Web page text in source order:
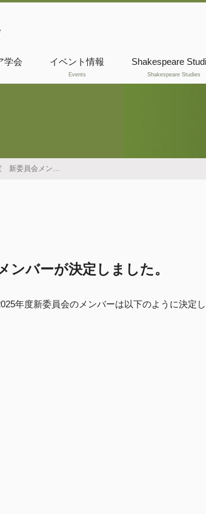
学会 イベント情報
Events
Shakespeare
Shakespeare Studies
2025年度 新委員会メンバーが決定しました。
バーが決定しました。
年度新委員会のメンバーは以下のように決定